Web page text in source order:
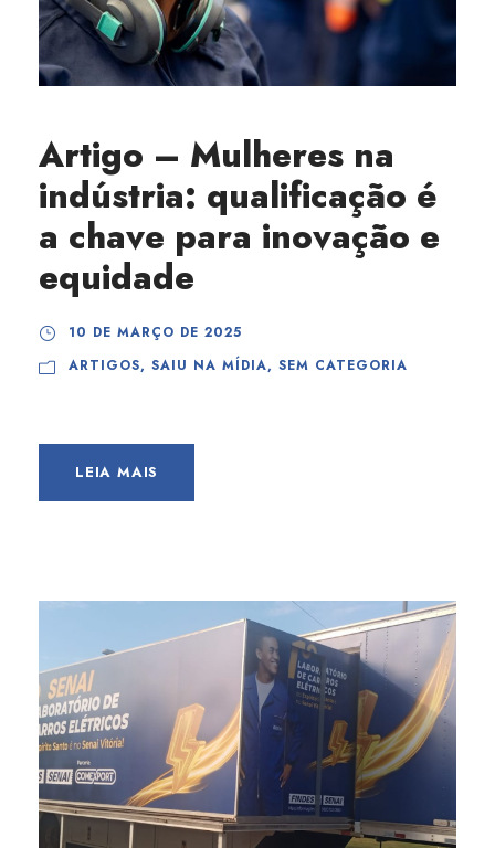
Artigo – Mulheres na
indústria: qualificação é
a chave para inovação e
equidade
10 DE MARÇO DE 2025
ARTIGOS, SAIU NA MÍDIA, SEM CATEGORIA
LEIA MAIS